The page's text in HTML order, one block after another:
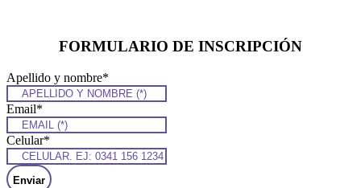
FORMULARIO DE INSCRIPCIÓN
Apellido y nombre*
Email*
Celular*